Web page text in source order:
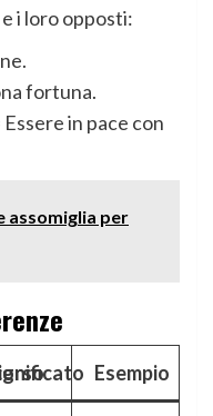
e i loro opposti:
fortuna.
in pace con
assomiglia per
Esempio